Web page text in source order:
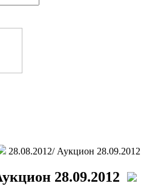
28.08.2012/ Аукцион 28.09.2012
28.09.2012